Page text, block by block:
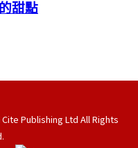
甜點
Publishing Ltd All Rights